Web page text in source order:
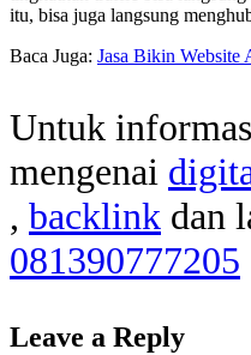
itu, bisa juga langsung
Baca Juga: Jasa Bikin Website
Untuk
mengenai
, backlink dan
081390777205
Leave a Reply